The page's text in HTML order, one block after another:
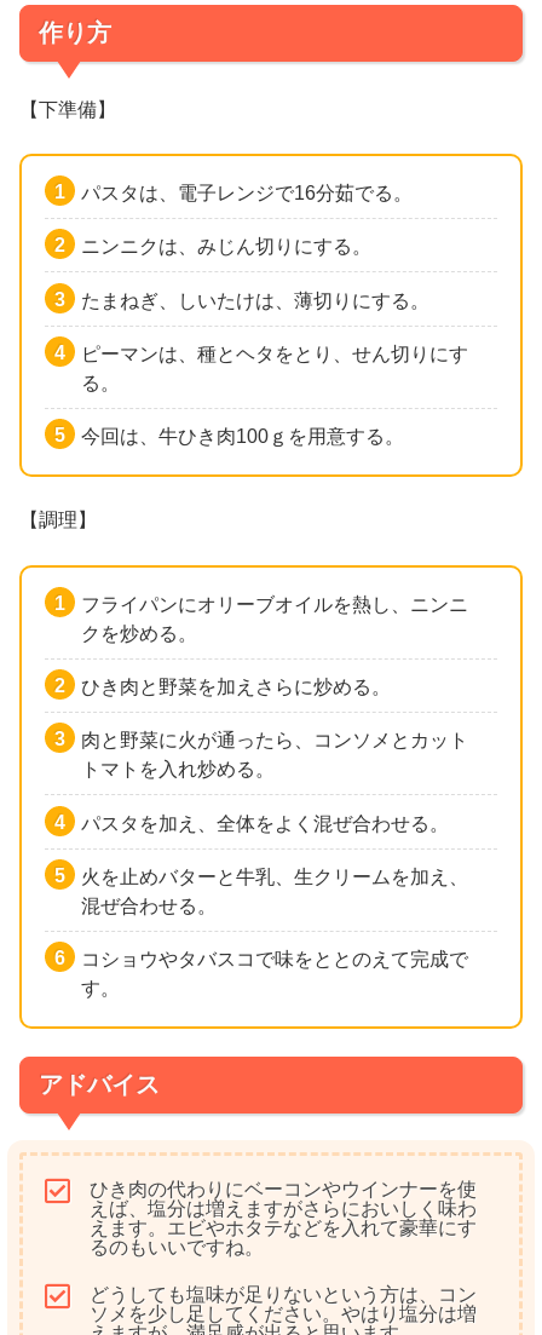
作り方
【下準備】
パスタは、電子レンジで16分茹でる。
ニンニクは、みじん切りにする。
たまねぎ、しいたけは、薄切りにする。
ピーマンは、種とヘタをとり、せん切りにす
る。
今回は、牛ひき肉100ｇを用意する。
【調理】
フライパンにオリーブオイルを熱し、ニンニ
クを炒める。
ひき肉と野菜を加えさらに炒める。
肉と野菜に火が通ったら、コンソメとカット
トマトを入れ炒める。
パスタを加え、全体をよく混ぜ合わせる。
火を止めバターと牛乳、生クリームを加え、
混ぜ合わせる。
コショウやタバスコで味をととのえて完成で
す。
アドバイス
ひき肉の代わりにベーコンやウインナーを使
えば、塩分は増えますがさらにおいしく味わ
えます。エビやホタテなどを入れて豪華にす
るのもいいですね。
どうしても塩味が足りないという方は、コン
ソメを少し足してください。やはり塩分は増